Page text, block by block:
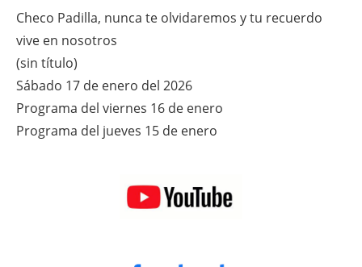
Checo Padilla, nunca te olvidaremos y tu recuerdo
vive en nosotros
(sin título)
Sábado 17 de enero del 2026
Programa del viernes 16 de enero
Programa del jueves 15 de enero